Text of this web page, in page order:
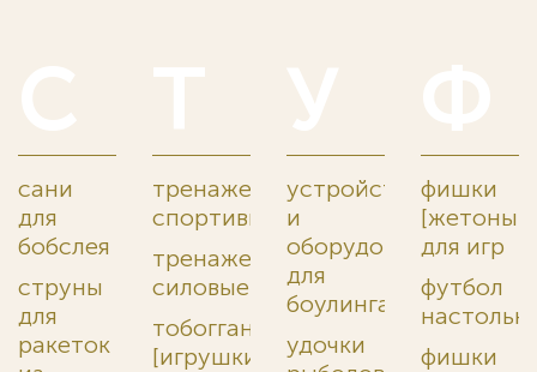
сани
для
бобслея
струны
для
ракеток
тренажеры
спортивные
тренажеры
силовые
тобогганы
[игрушки]
устройства
и
оборудование
для
боулинга
удочки
фишки
[жетоны]
для игр
футбол
фишки